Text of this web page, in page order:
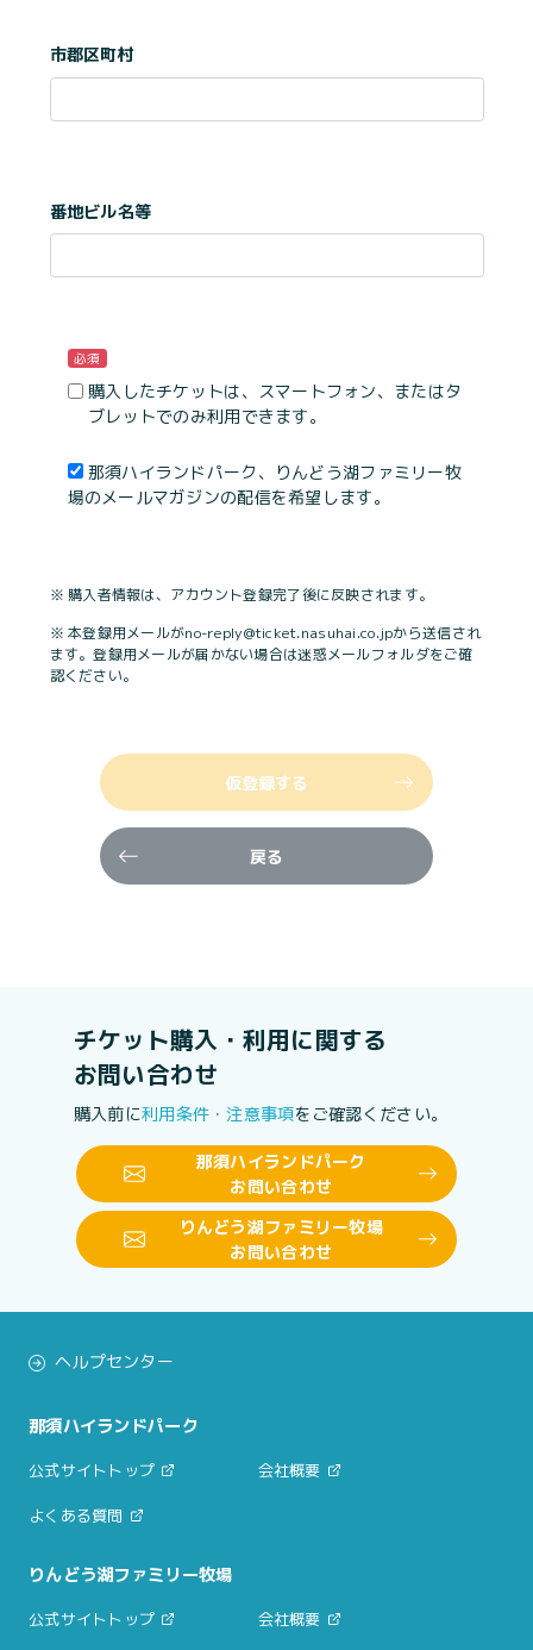
市郡区町村
番地ビル名等
必須
購入したチケットは、スマートフォン、またはタ
ブレットでのみ利用できます。
那須ハイランドパーク、りんどう湖ファミリー牧
場のメールマガジンの配信を希望します。
※ 購入者情報は、アカウント登録完了後に反映されます。
※ 本登録用メールがno-reply@ticket.nasuhai.co.jpから送信され
ます。登録用メールが届かない場合は迷惑メールフォルダをご確
認ください。
仮登録する
戻る
チケット購入・利用に関する
お問い合わせ
購入前に利用条件・注意事項をご確認ください。
那須ハイランドパーク
お問い合わせ
りんどう湖ファミリー牧場
お問い合わせ
ヘルプセンター
那須ハイランドパーク
公式サイトトップ 会社概要
よくある質問
りんどう湖ファミリー牧場
公式サイトトップ 会社概要